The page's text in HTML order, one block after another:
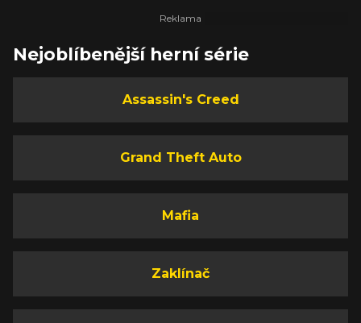
Nejoblíbenější herní série
Assassin's Creed
Grand Theft Auto
Mafia
Zaklínač